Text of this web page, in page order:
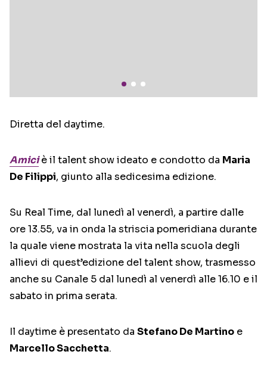
Diretta del daytime.
Amiciè il talent show ideato e condotto da Maria
De Filippi, giunto alla sedicesima edizione.
Su Real Time, dal lunedì al venerdì, a partire dalle
ore 13.55, va in onda la striscia pomeridiana durante
la quale viene mostrata la vita nella scuola degli
allievi di quest’edizione del talent show, trasmesso
anche su Canale 5 dal lunedì al venerdì alle 16.10 e il
sabato in prima serata.
Il daytime è presentato da Stefano De Martino e
Marcello Sacchetta.